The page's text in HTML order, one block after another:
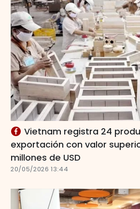
Vietnam registra 24
exportación con valor
millones de USD
20/05/2026 13:44